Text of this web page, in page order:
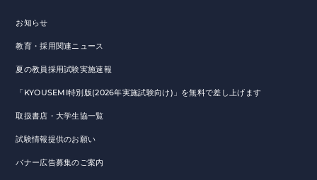
お知らせ
教育・採用関連ニュース
夏の教員採用試験実施速報
「KYOUSEMI特別版(2026年実施試験向け)」を無料で差し上げます
取扱書店・大学生協一覧
試験情報提供のお願い
バナー広告募集のご案内